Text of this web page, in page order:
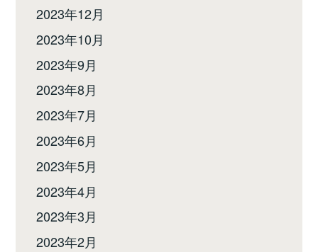
2023年12月
2023年10月
2023年9月
2023年8月
2023年7月
2023年6月
2023年5月
2023年4月
2023年3月
2023年2月